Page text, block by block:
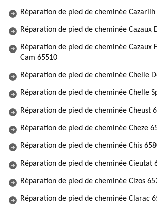
Réparation de pied de cheminée Cazarilh
Réparation de pied de cheminée Cazaux
Réparation de pied de cheminée Cazaux
Cam 65510
Réparation de pied de cheminée Chelle
Réparation de pied de cheminée Chelle
Réparation de pied de cheminée Cheust
Réparation de pied de cheminée Cheze
Réparation de pied de cheminée Chis
Réparation de pied de cheminée Cieutat
Réparation de pied de cheminée Cizos
Réparation de pied de cheminée Clarac